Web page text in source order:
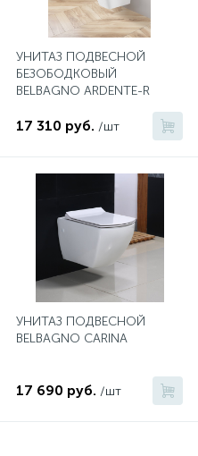
УНИТАЗ ПОДВЕСНОЙ
БЕЗОБОДКОВЫЙ
BELBAGNO ARDENTE-R
17 310 руб. /шт
УНИТАЗ ПОДВЕСНОЙ
BELBAGNO CARINA
17 690 руб. /шт
Изливы для душа
Ручные души
Ручные души со штуцером
Смесители для биде